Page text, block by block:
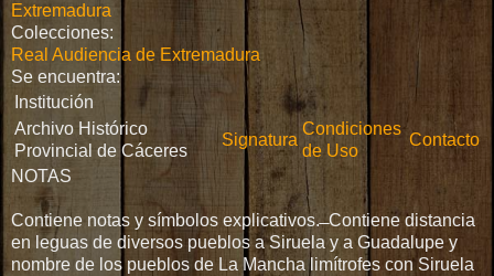
Extremadura
Colecciones:
Real Audiencia de Extremadura
Se encuentra:
Institución
Archivo Histórico
Provincial de Cáceres
Signatura
Condiciones
de Uso
Contacto
NOTAS
Contiene notas y símbolos explicativos. ̶ Contiene distancia
en leguas de diversos pueblos a Siruela y a Guadalupe y
nombre de los pueblos de La Mancha limítrofes con Siruela